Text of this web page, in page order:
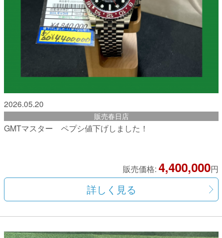
2026.05.20
販売春日店
GMTマスター ペプシ値下げしました！
販売価格: 4,400,000円
詳しく見る